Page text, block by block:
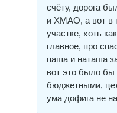
счёту, дорога
и ХМАО, а вот в
участке, хоть
главное, про
паша и наташа
вот это было бы
бюджетными,
ума дофига не